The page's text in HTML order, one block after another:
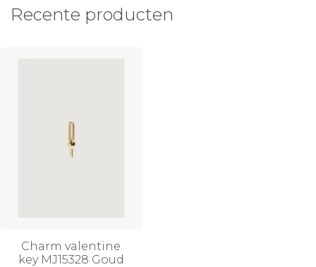
Recente producten
Charm valentine
key MJ15328 Goud